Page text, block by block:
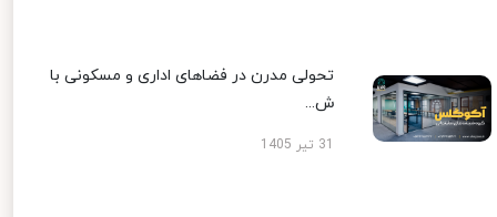
تحولی مدرن در فضاهای اداری و مسکونی با
ش...